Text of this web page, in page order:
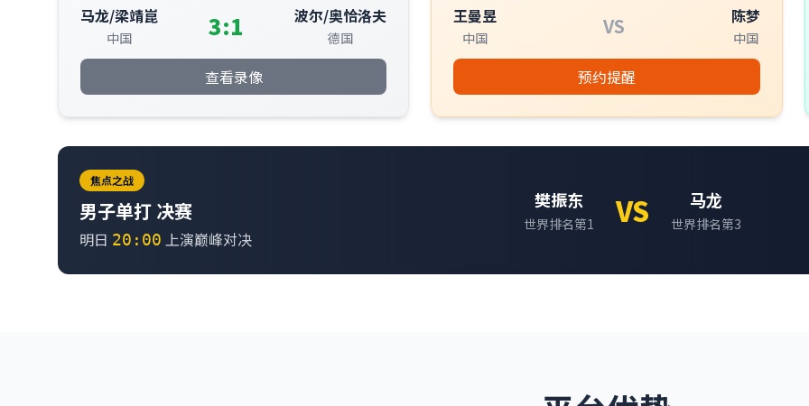
马龙/梁靖崑
中国 3:1 波尔/奥恰洛夫
德国
查看录像
王曼昱
中国 VS 陈梦
中国
预约提醒
焦点之战
男子单打 决赛
明日 20:00 上演巅峰对决
樊振东
世界排名第1 VS 马龙
世界排名第3